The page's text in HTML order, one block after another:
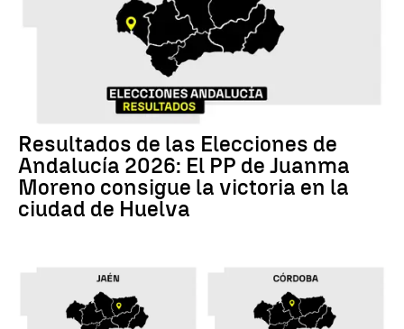
Resultados de las Elecciones de
Andalucía 2026: El PP de Juanma
Moreno consigue la victoria en la
ciudad de Huelva